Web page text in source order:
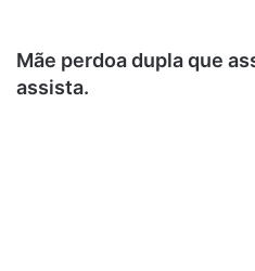
Mãe perdoa dupla que
assista.